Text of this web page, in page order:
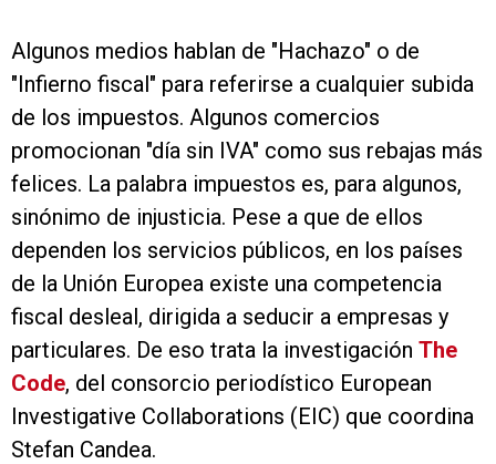
Algunos medios hablan de "Hachazo" o de
"Infierno fiscal" para referirse a cualquier subida
de los impuestos. Algunos comercios
promocionan "día sin IVA" como sus rebajas más
felices. La palabra impuestos es, para algunos,
sinónimo de injusticia. Pese a que de ellos
dependen los servicios públicos, en los países
de la Unión Europea existe una competencia
fiscal desleal, dirigida a seducir a empresas y
particulares. De eso trata la investigación The
Code, del consorcio periodístico European
Investigative Collaborations (EIC) que coordina
Stefan Candea.